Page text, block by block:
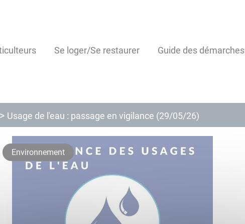
Se loger/Se restaurer Guide des démarches
Usage de l'eau : passage en vigilance (29/05/26)
Environnement